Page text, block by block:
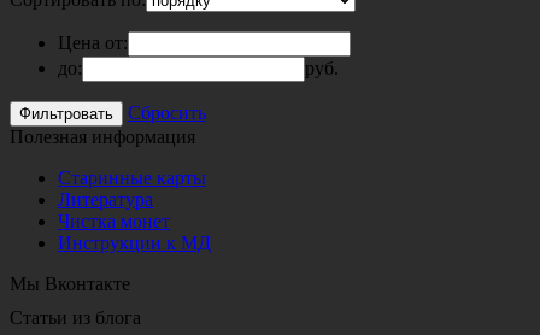
Цена от:
до:
руб.
Сбросить
Полезная информация
Старинные карты
Литература
Чистка монет
Инструкции к МД
Мы Вконтакте
Статьи из блога